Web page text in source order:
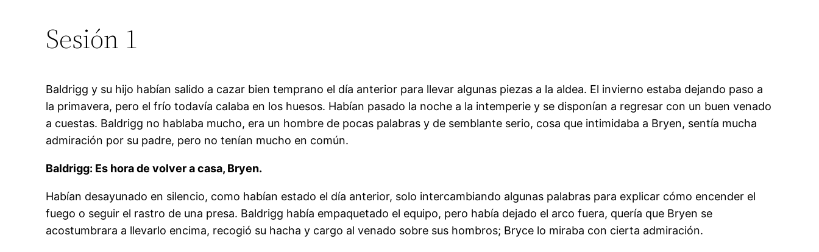
Sesión 1
Baldrigg y su hijo habían salido a cazar bien temprano el día anterior para llevar algunas piezas a la aldea. El invierno estaba dejando paso a
la primavera, pero el frío todavía calaba en los huesos. Habían pasado la noche a la intemperie y se disponían a regresar con un buen venado
a cuestas. Baldrigg no hablaba mucho, era un hombre de pocas palabras y de semblante serio, cosa que intimidaba a Bryen, sentía mucha
admiración por su padre, pero no tenían mucho en común.
Baldrigg: Es hora de volver a casa, Bryen.
Habían desayunado en silencio, como habían estado el día anterior, solo intercambiando algunas palabras para explicar cómo encender el
fuego o seguir el rastro de una presa. Baldrigg había empaquetado el equipo, pero había dejado el arco fuera, quería que Bryen se
acostumbrara a llevarlo encima, recogió su hacha y cargo al venado sobre sus hombros; Bryce lo miraba con cierta admiración.